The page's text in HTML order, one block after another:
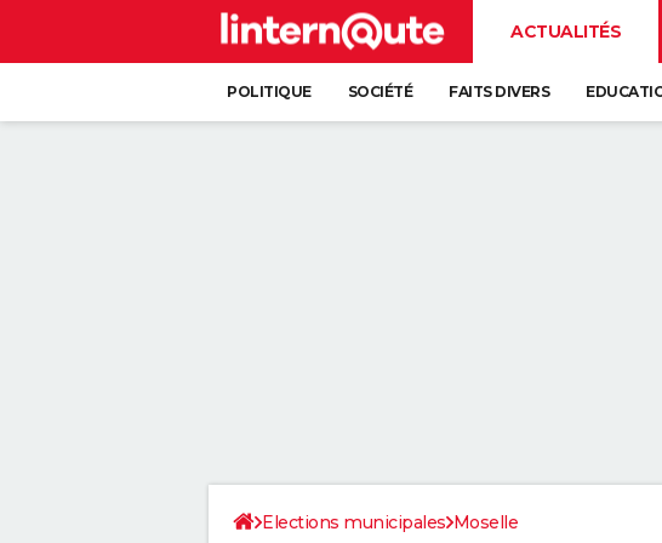
ACTUALITÉS
POLITIQUE SOCIÉTÉ FAITS DIVERS
Elections municipales Moselle